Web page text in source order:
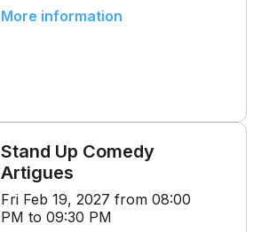
More information
Stand Up Comedy
Artigues
Fri Feb 19, 2027 from 08:00
PM to 09:30 PM